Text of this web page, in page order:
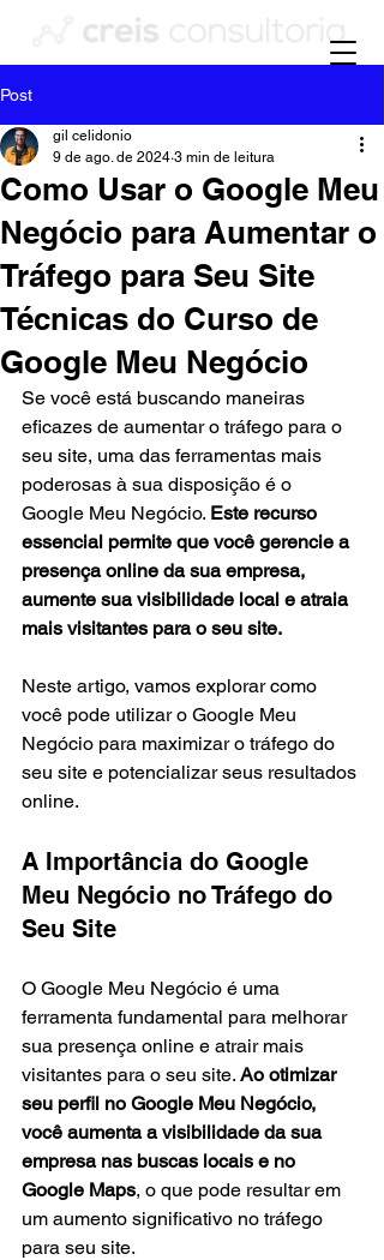
Post
Como Usar o Google Meu
Negócio para Aumentar o
Tráfego para Seu Site
Técnicas do Curso de
Google Meu Negócio
gil celidonio
9 de ago. de 2024 3 min de leitura
Se você está buscando maneiras
eficazes de aumentar o tráfego para o
seu site, uma das ferramentas mais
poderosas à sua disposição é o
Google Meu Negócio. Este recurso
essencial permite que você gerencie a
presença online da sua empresa,
aumente sua visibilidade local e atraia
mais visitantes para o seu site.
Neste artigo, vamos explorar como
você pode utilizar o Google Meu
Negócio para maximizar o tráfego do
seu site e potencializar seus resultados
online.
A Importância do Google
Meu Negócio no Tráfego do
Seu Site
O Google Meu Negócio é uma
ferramenta fundamental para melhorar
sua presença online e atrair mais
visitantes para o seu site. Ao otimizar
seu perfil no Google Meu Negócio,
você aumenta a visibilidade da sua
empresa nas buscas locais e no
Google Maps, o que pode resultar em
um aumento significativo no tráfego
para seu site.